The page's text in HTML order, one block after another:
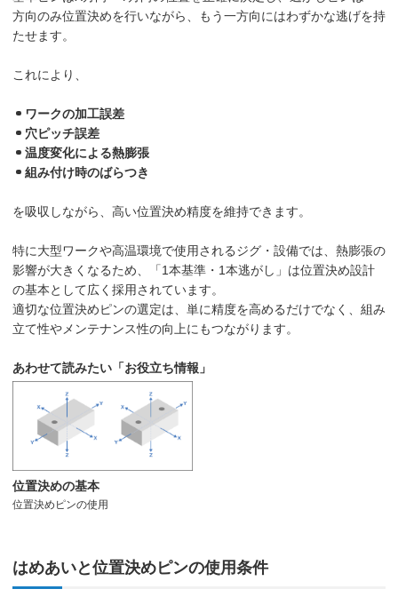
方向のみ位置決めを行いながら、もう一方向にはわずかな逃げを持
たせます。
これにより、
ワークの加工誤差
穴ピッチ誤差
温度変化による熱膨張
組み付け時のばらつき
を吸収しながら、高い位置決め精度を維持できます。
特に大型ワークや高温環境で使用されるジグ・設備では、熱膨張の
影響が大きくなるため、「1本基準・1本逃がし」は位置決め設計
の基本として広く採用されています。
適切な位置決めピンの選定は、単に精度を高めるだけでなく、組み
立て性やメンテナンス性の向上にもつながります。
あわせて読みたい「お役立ち情報」
位置決めの基本
位置決めピンの使用
はめあいと位置決めピンの使用条件